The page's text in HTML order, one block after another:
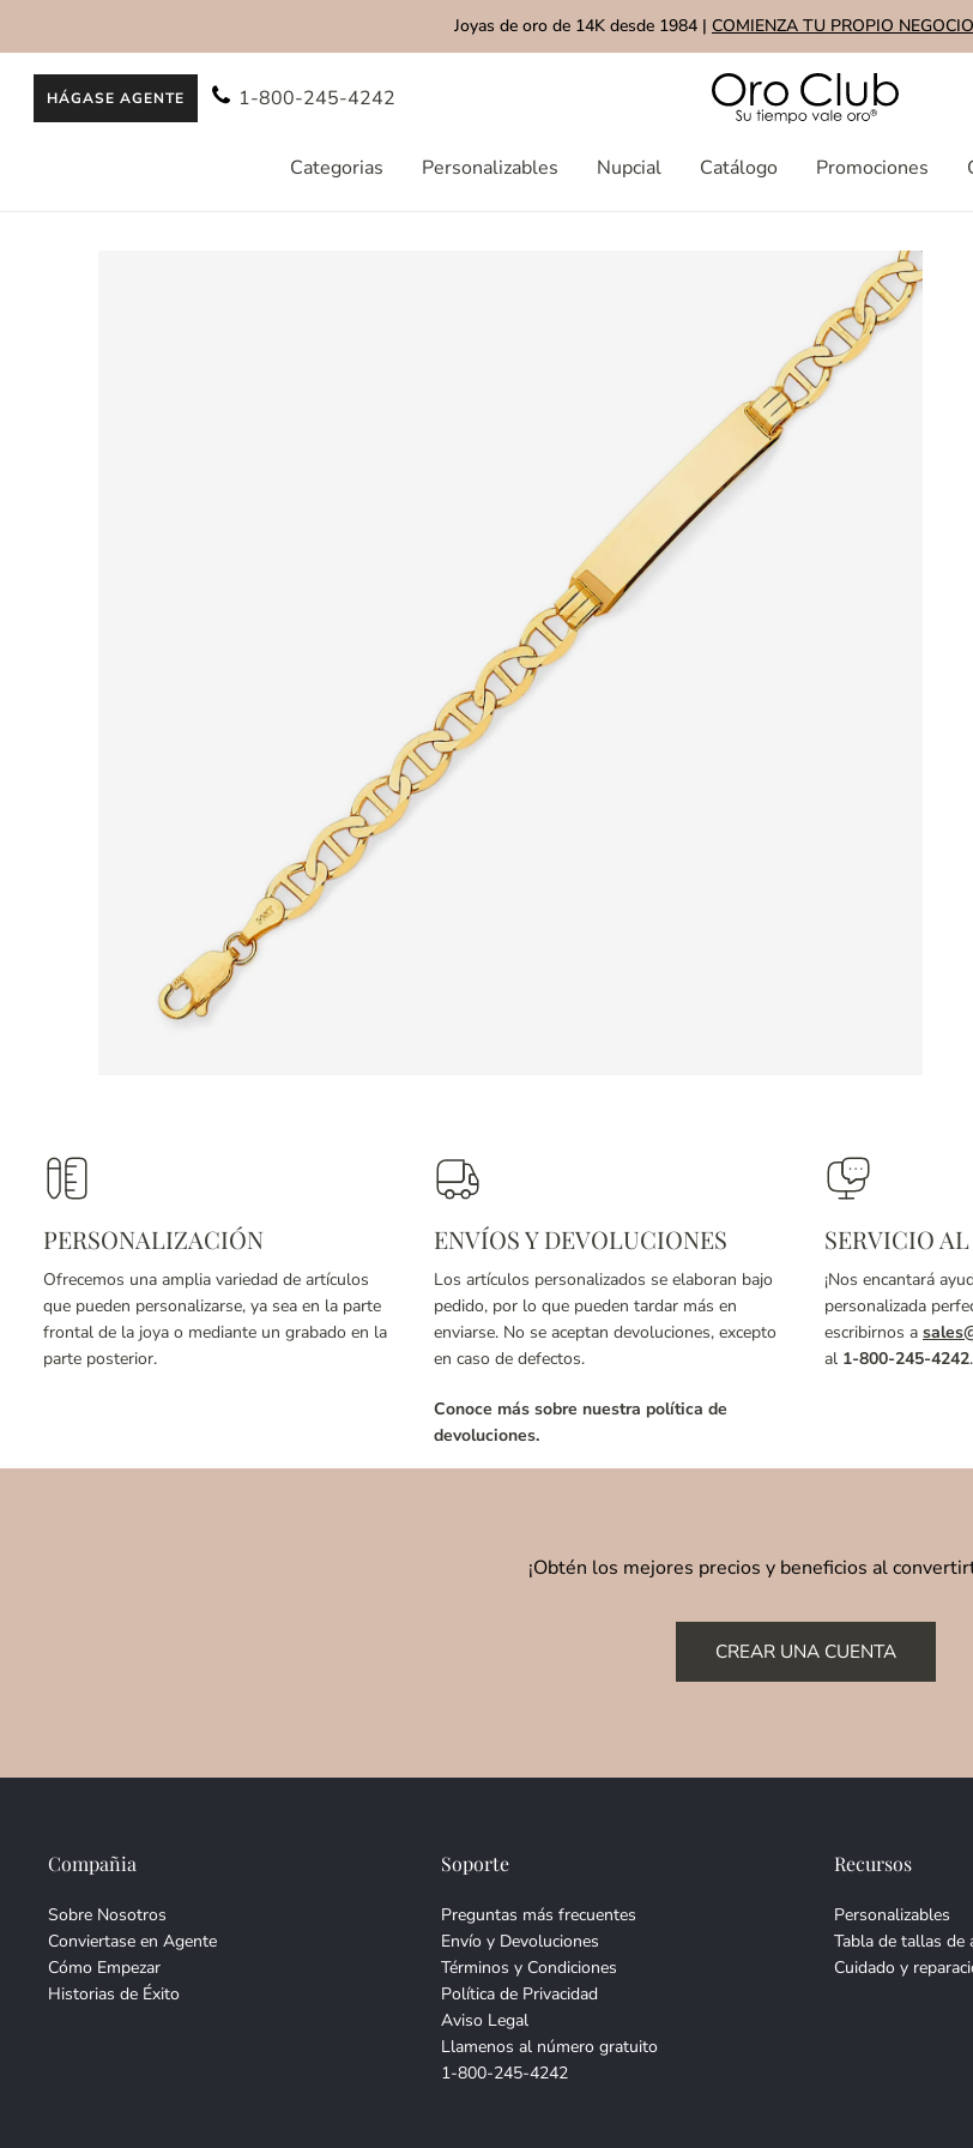
Joyas de oro de 14K desde 1984 | COMIENZA TU PROPIO NEGOCIO
Categorias Personalizables Nupcial Catálogo Promociones
HÁGASE AGENTE 1-800-245-4242
PERSONALIZACIÓN
Ofrecemos una amplia variedad de artículos
que pueden personalizarse, ya sea en la parte
frontal de la joya o mediante un grabado en la
parte posterior.
ENVÍOS Y DEVOLUCIONES
Los artículos personalizados se elaboran bajo
pedido, por lo que pueden tardar más en
enviarse. No se aceptan devoluciones, excepto
en caso de defectos.
Conoce más sobre nuestra política de
devoluciones.
SERVICIO
¡Nos encantará
personalizada
escribirnos a
al 1-800-245-4242.
¡Obtén los mejores precios y beneficios al
CREAR UNA CUENTA
Compañia
Sobre Nosotros
Conviertase en Agente
Cómo Empezar
Historias de Éxito
Soporte
Preguntas más frecuentes
Envío y Devoluciones
Términos y Condiciones
Política de Privacidad
Aviso Legal
Llamenos al número gratuito
1-800-245-4242
Recursos
Personalizables
Tabla de tallas de
Cuidado y